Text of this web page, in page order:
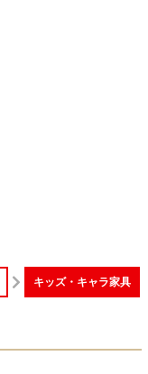
キッズ・キャラ家具